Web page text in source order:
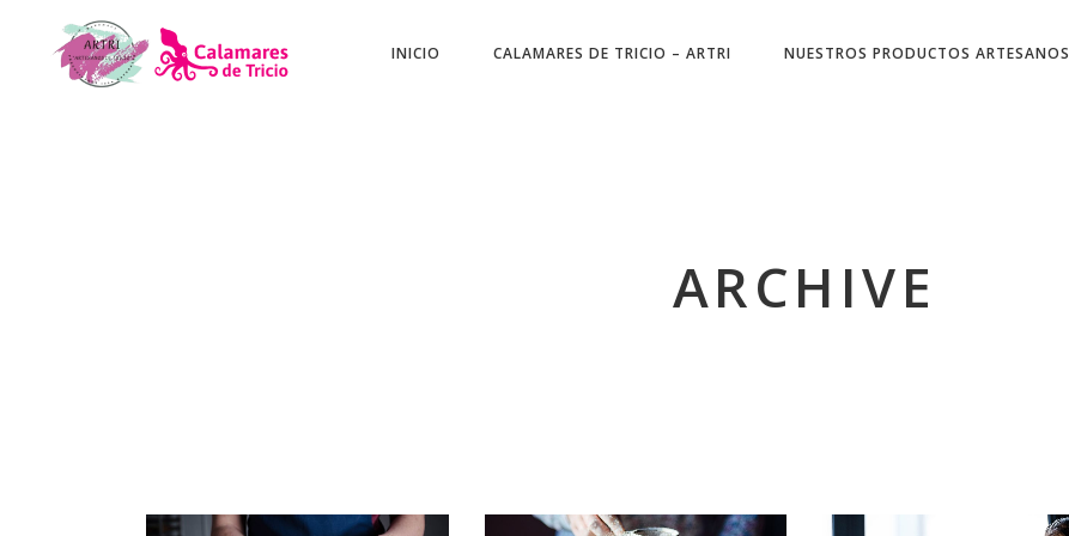
INICIO CALAMARES DE TRICIO – ARTRI NUESTROS PRODUCTOS ARTESANOS
ARCHIVE